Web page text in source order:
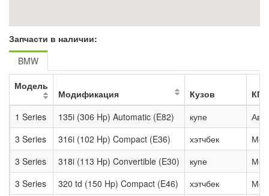
Запчасти в наличии:
BMW
Модель
Модификация Кузов
КПП
1 Series
135i (306 Hp) Automatic (E82) купе
3 Series
316i (102 Hp) Compact (E36) хэтчбек
3 Series
318i (113 Hp) Convertible (E30) купе
3 Series
320 td (150 Hp) Compact (E46) хэтчбек